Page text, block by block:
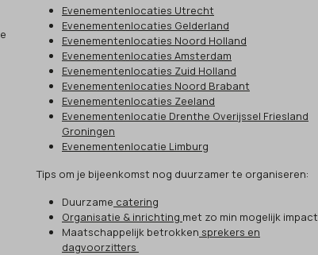
Evenementenlocaties Utrecht
Evenementenlocaties Gelderland
Evenementenlocaties Noord Holland
Evenementenlocaties Amsterdam
Evenementenlocaties Zuid Holland
Evenementenlocaties Noord Brabant
Evenementenlocaties Zeeland
Evenementenlocatie Drenthe Overijssel Friesland
Groningen
Evenementenlocatie Limburg
Tips om je bijeenkomst nog duurzamer te organiseren:
Duurzame catering
Organisatie & inrichting met zo min mogelijk impact
Maatschappelijk betrokken sprekers en
dagvoorzitters